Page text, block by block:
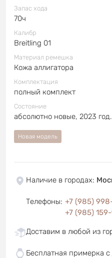
Запас хода
70ч
Калибр
Breitling 01
Материал ремешка
Кожа аллигатора
Комплектация
полный комплект
Состояние
абсолютно новые, 2023 год.
Новая модель
Наличие в городах:
Телефоны: +7 (985)
+7 (985)
Доставим в любой из
Бесплатная примерка